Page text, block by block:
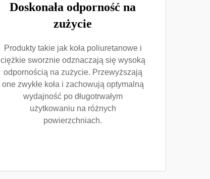
Doskonała odporność na
zużycie
Produkty takie jak koła poliuretanowe i
ciężkie sworznie odznaczają się wysoką
odpornością na zużycie. Przewyższają
one zwykłe koła i zachowują optymalną
wydajność po długotrwałym
użytkowaniu na różnych
powierzchniach.